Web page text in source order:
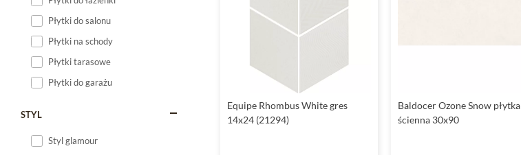
Płytki do salonu
Płytki na schody
Płytki tarasowe
Płytki do garażu
STYL
Styl glamour
Equipe Rhombus White gres
14x24 (21294)
Baldocer Ozone Snow płytka
ścienna 30x90